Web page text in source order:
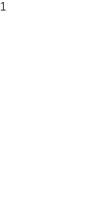
1